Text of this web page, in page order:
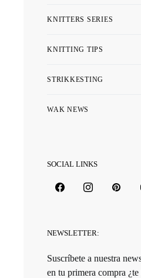
KNITTERS SERIES
KNITTING TIPS
STRIKKESTING
WAK NEWS
SOCIAL LINKS
NEWSLETTER:
Suscríbete a nuestra
en tu primera compra